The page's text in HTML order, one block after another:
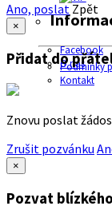
Facebook
O nás
Podmínky
Kontakt
Ano, poslat Zpět
×
Přidat do
Znovu poslat
Zrušit pozvánku
×
Pozvat blízkého